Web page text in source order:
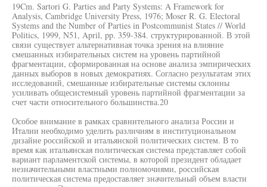
19Cm. Sartori G. Parties and Party Systems: A Framework for
Analysis, Cambridge University Press, 1976; Moser R. G. Electoral
Systems and the Number of Parties in Postcommunist States // World
Politics, 1999, N51, April, pp. 359-384. структурированной. В этой
связи существует альтернативная точка зрения на влияние
смешанных избирательных систем на уровень партийной
фрагментации, сформированная на основе анализа эмпирических
данных выборов в новых демократиях. Согласно результатам этих
исследований, смешанные избирательные системы склонны
усиливать общесистемный уровень партийной фрагментации за
счет части относительного большинства.20
Особое внимание в рамках сравнительного анализа России и
Италии необходимо уделить различиям в институциональном
дизайне российской и итальянской политических систем. В то
время как итальянская политическая система представляет собой
вариант парламентской системы, в которой президент обладает
незначительными властными полномочиями, российская
политическая система предоставляет значительный объем власти